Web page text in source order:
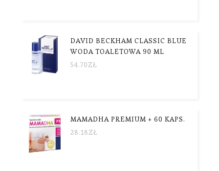
DAVID BECKHAM CLASSIC BLUE
WODA TOALETOWA 90 ML
54.70ZŁ
MAMADHA PREMIUM + 60 KAPS.
28.18ZŁ